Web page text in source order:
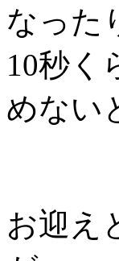
なった
10秒く
めない
お迎え